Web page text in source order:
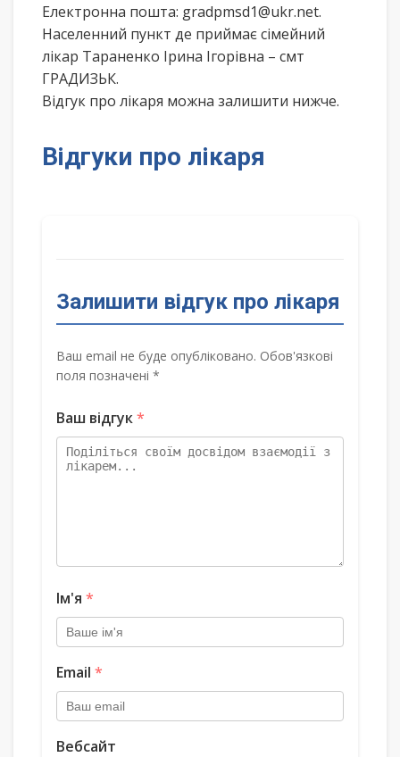
Електронна пошта: gradpmsd1@ukr.net.
Населенний пункт де приймає сімейний
лікар Тараненко Ірина Ігорівна – смт
ГРАДИЗЬК.
Відгук про лікаря можна залишити нижче.
Відгуки про лікаря
Залишити відгук про лікаря
Ваш email не буде опубліковано. Обов'язкові
поля позначені *
Ваш відгук*
Ім'я *
Email *
Вебсайт